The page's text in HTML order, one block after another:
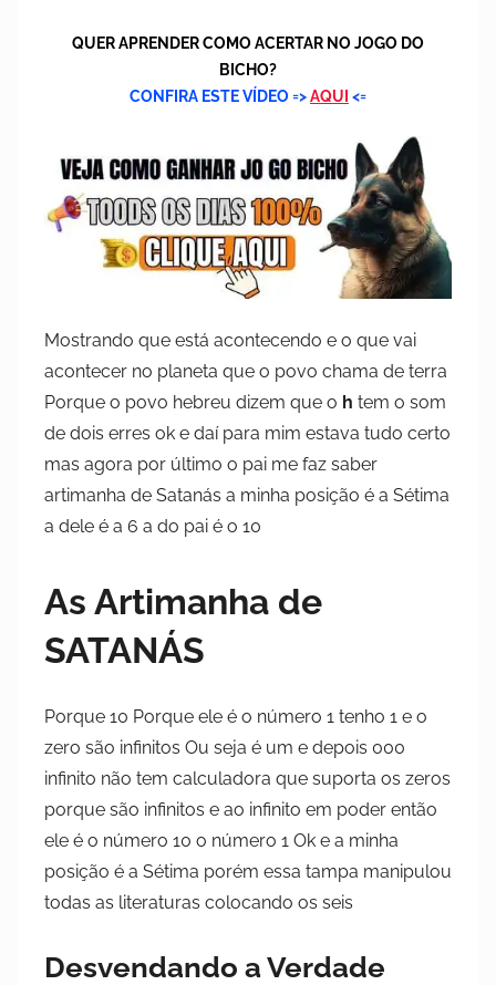
e
QUER APRENDER COMO ACERTAR NO JOGO DO
BICHO?
CONFIRA ESTE VÍDEO=>AQUI <=
Mostrando que está acontecendo e o que vai
acontecer no planeta que o povo chama de terra
Porque o povo hebreu dizem que o h tem o som
de dois erres ok e daí para mim estava tudo certo
mas agora por último o pai me faz saber
artimanha de Satanás a minha posição é a Sétima
a dele é a 6 a do pai é o 10
As Artimanha de
SATANÁS
Porque 10 Porque ele é o número 1 tenho 1 e o
zero são infinitos Ou seja é um e depois 000
infinito não tem calculadora que suporta os zeros
porque são infinitos e ao infinito em poder então
ele é o número 10 o número 1 Ok e a minha
posição é a Sétima porém essa tampa manipulou
todas as literaturas colocando os seis
Desvendando a Verdade